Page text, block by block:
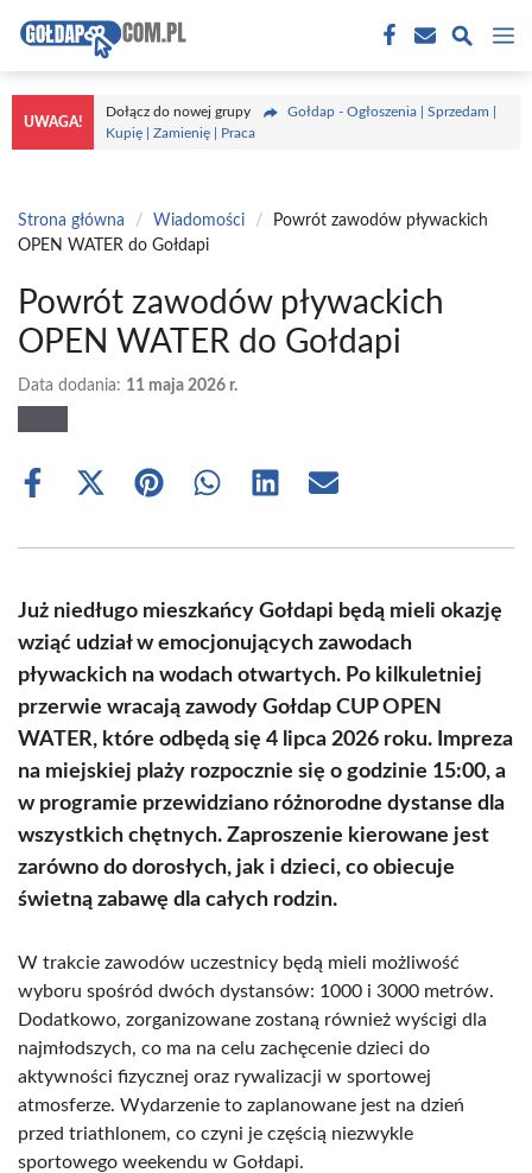
treści
UWAGA!
Dołącz do nowej grupy
Gołdap - Ogłoszenia | Sprzedam |
Kupię | Zamienię | Praca
Strona główna / Wiadomości /
Powrót zawodów pływackich
OPEN WATER do Gołdapi
Powrót zawodów pływackich
OPEN WATER do Gołdapi
Data dodania: 11 maja 2026 r.
Share
Share
(Twitter)
Share Share Share Share
Już niedługo mieszkańcy Gołdapi będą mieli okazję
wziąć udział w emocjonujących zawodach
pływackich na wodach otwartych. Po kilkuletniej
przerwie wracają zawody Gołdap CUP OPEN
WATER, które odbędą się 4 lipca 2026 roku. Impreza
na miejskiej plaży rozpocznie się o godzinie 15:00, a
w programie przewidziano różnorodne dystanse dla
wszystkich chętnych. Zaproszenie kierowane jest
zarówno do dorosłych, jak i dzieci, co obiecuje
świetną zabawę dla całych rodzin.
W trakcie zawodów uczestnicy będą mieli możliwość
wyboru spośród dwóch dystansów: 1000 i 3000 metrów.
Dodatkowo, zorganizowane zostaną również wyścigi dla
najmłodszych, co ma na celu zachęcenie dzieci do
aktywności fizycznej oraz rywalizacji w sportowej
atmosferze. Wydarzenie to zaplanowane jest na dzień
przed triathlonem, co czyni je częścią niezwykle
sportowego weekendu w Gołdapi.